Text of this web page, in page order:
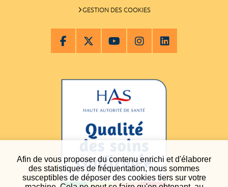
Afin de vous proposer du contenu enrichi et d'élaborer
des statistiques de fréquentation, nous sommes
susceptibles de déposer des cookies tiers sur votre
GESTION DES COOKIES